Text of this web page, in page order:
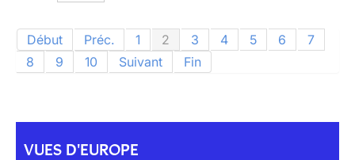
Début Préc. 1 2 3 4 5 6
7
8
9 10 Suivant Fin
VUES D'EUROPE